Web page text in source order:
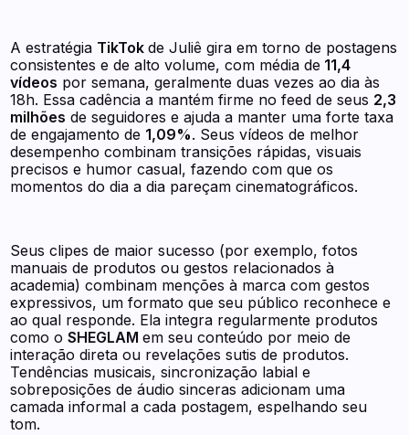
A estratégia TikTokde Juliê gira em torno de postagens
consistentes e de alto volume, com média de 11,4
vídeos por semana, geralmente duas vezes ao dia às
18h. Essa cadência a mantém firme no feed de seus 2,3
milhões de seguidores e ajuda a manter uma forte taxa
de engajamento de 1,09%. Seus vídeos de melhor
desempenho combinam transições rápidas, visuais
precisos e humor casual, fazendo com que os
momentos do dia a dia pareçam cinematográficos.
Seus clipes de maior sucesso (por exemplo, fotos
manuais de produtos ou gestos relacionados à
academia) combinam menções à marca com gestos
expressivos, um formato que seu público reconhece e
ao qual responde. Ela integra regularmente produtos
como oSHEGLAMem seu conteúdo por meio de
interação direta ou revelações sutis de produtos.
Tendências musicais, sincronização labial e
sobreposições de áudio sinceras adicionam uma
camada informal a cada postagem, espelhando seu
tom.